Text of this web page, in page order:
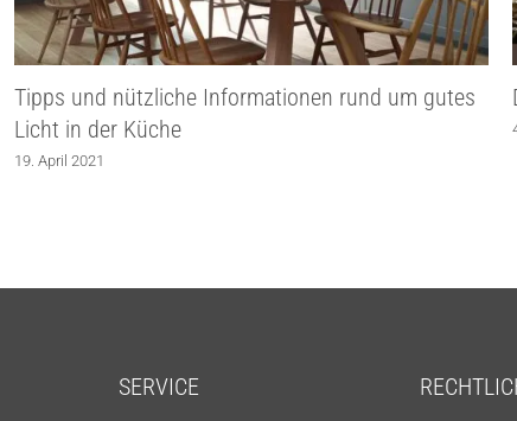
Tipps und nützliche Informationen rund um gutes
Licht in der Küche
19. April 2021
SERVICE